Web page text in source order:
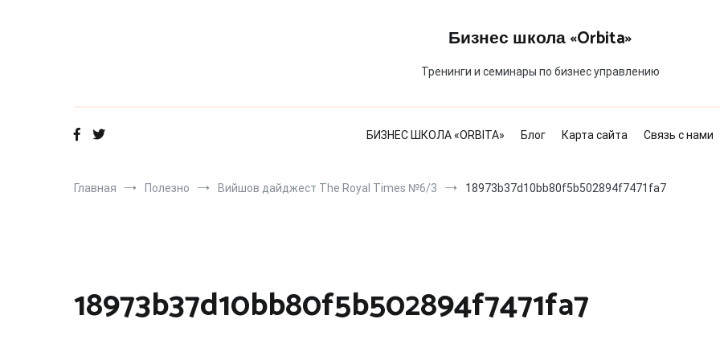
Бизнес школа «Orbita»
Тренинги и семинары по бизнес управлению
БИЗНЕС ШКОЛА «ORBITA» Блог Карта сайта Связь с нами
Главная Полезно Вийшов дайджест The Royal Times №6/3 18973b37d10bb80f5b502894f7471fa7
18973b37d10bb80f5b502894f7471fa7